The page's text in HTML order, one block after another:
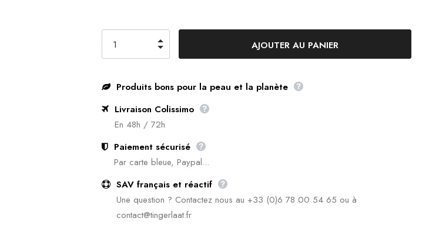
Produits bons pour la peau et la planète
Livraison Colissimo
En 48h / 72h
Paiement sécurisé
Par carte bleue, Paypal...
SAV français et réactif
Une question ? Contactez nous au +33 (0)6 78 00 54 65 ou à
contact@tingerlaat.fr